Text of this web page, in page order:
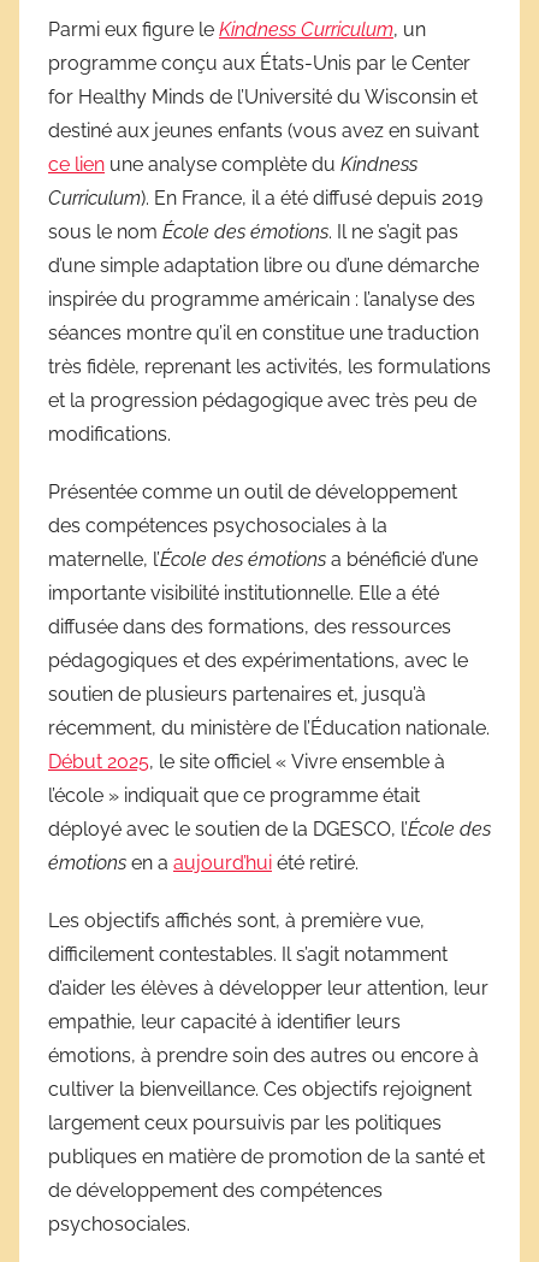
r
e
s
Parmi eux figure le Kindness Curriculum, un
programme conçu aux États-Unis par le Center
for Healthy Minds de l’Université du Wisconsin et
destiné aux jeunes enfants (vous avez en suivant
ce lien une analyse complète du Kindness
Curriculum). En France, il a été diffusé depuis 2019
sous le nom École des émotions. Il ne s’agit pas
d’une simple adaptation libre ou d’une démarche
inspirée du programme américain : l’analyse des
séances montre qu’il en constitue une traduction
très fidèle, reprenant les activités, les formulations
et la progression pédagogique avec très peu de
modifications.
Présentée comme un outil de développement
des compétences psychosociales à la
maternelle, l’École des émotions a bénéficié d’une
importante visibilité institutionnelle. Elle a été
diffusée dans des formations, des ressources
pédagogiques et des expérimentations, avec le
soutien de plusieurs partenaires et, jusqu’à
récemment, du ministère de l’Éducation nationale.
Début 2025, le site officiel « Vivre ensemble à
l’école » indiquait que ce programme était
déployé avec le soutien de la DGESCO, l’École des
émotions en a aujourd’hui été retiré.
Les objectifs affichés sont, à première vue,
difficilement contestables. Il s’agit notamment
d’aider les élèves à développer leur attention, leur
empathie, leur capacité à identifier leurs
émotions, à prendre soin des autres ou encore à
cultiver la bienveillance. Ces objectifs rejoignent
largement ceux poursuivis par les politiques
publiques en matière de promotion de la santé et
de développement des compétences
psychosociales.